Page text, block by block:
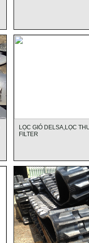
LỌC GIÓ DELSA,LỌC
FILTER